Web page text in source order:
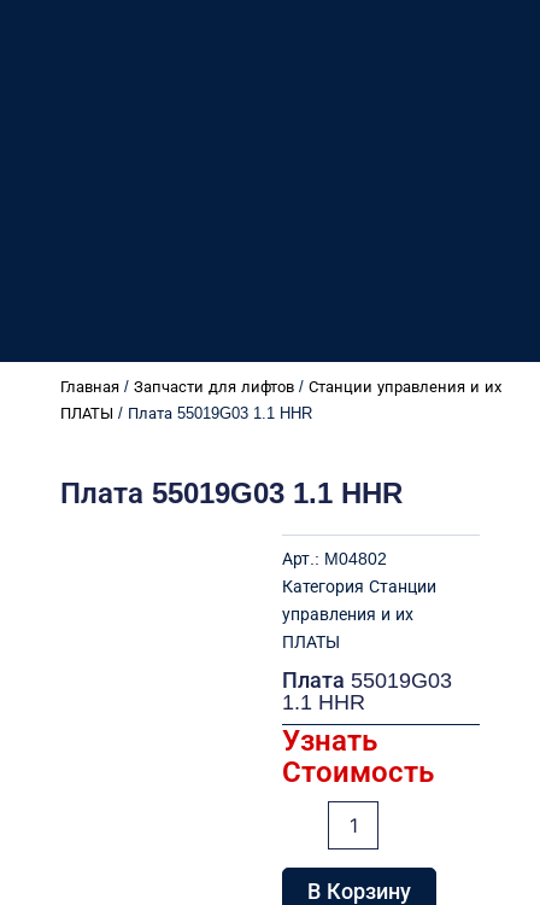
Главная / Запчасти для лифтов / Станции управления и их
ПЛАТЫ / Плата 55019G03 1.1 HHR
Плата 55019G03 1.1 HHR
Арт.: M04802
Категория Станции
управления и их
ПЛАТЫ
Плата 55019G03
1.1 HHR
Узнать
Стоимость
55019G03
В Корзину